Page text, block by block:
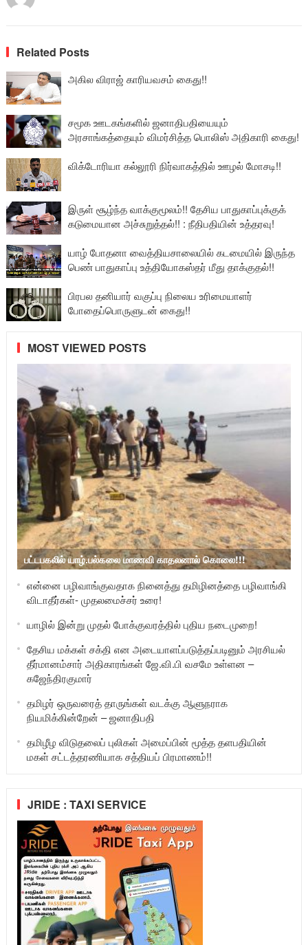
Related Posts
அகில விராஜ் காரியவசம் கைது!!
சமூக ஊடகங்களில் ஜனாதிபதியையும்
அரசாங்கத்தையும் விமர்சித்த பொலிஸ் அதிகாரி கைது!
விக்டோரியா கல்லூரி நிர்வாகத்தில் ஊழல் மோசடி!!
இருள் சூழ்ந்த வாக்குமூலம்!! தேசிய பாதுகாப்புக்குக்
கடுமையான அச்சுறுத்தல்!! : நீதிபதியின் உத்தரவு!
யாழ் போதனா வைத்தியசாலையில் கடமையில் இருந்த
பெண் பாதுகாப்பு உத்தியோகஸ்தர் மீது தாக்குதல்!!
பிரபல தனியார் வகுப்பு நிலைய உரிமையாளர்
போதைப்பொருளுடன் கைது!!
MOST VIEWED POSTS
பட்டபகலில் யாழ்.பல்கலை மாணவி காதலனால் கொலை!!!
என்னை பழிவாங்குவதாக நினைத்து தமிழினத்தை பழிவாங்கி
விடாதீர்கள்- முதலமைச்சர் உரை!
யாழில் இன்று முதல் போக்குவரத்தில் புதிய நடைமுறை!
தேசிய மக்கள் சக்தி என அடையாளப்படுத்தப்படினும் அரசியல்
தீர்மானம்சார் அதிகாரங்கள் ஜே.வி.பி வசமே உள்ளன –
கஜேந்திரகுமார்
தமிழர் ஒருவரைத் தாருங்கள் வடக்கு ஆளுநராக
நியமிக்கின்றேன் – ஜனாதிபதி
தமிழீழ விடுதலைப் புலிகள் அமைப்பின் மூத்த தளபதியின்
மகள் சட்டத்தரணியாக சத்தியப் பிரமாணம்!!
JRIDE : TAXI SERVICE